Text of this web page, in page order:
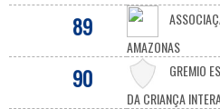
89
AMAZONAS
90
GREMIO
DA CRIANÇA